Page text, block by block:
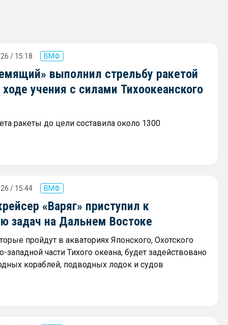
/ 15:18 ВМФ
выполнил стрельбу ракетой
учения с силами Тихоокеанского
ракеты до цели составила около 1300
/ 15:44 ВМФ
«Варяг» приступил к
задач на Дальнем Востоке
пройдут в акваториях Японского, Охотского
части Тихого океана, будет задействовано
кораблей, подводных лодок и судов